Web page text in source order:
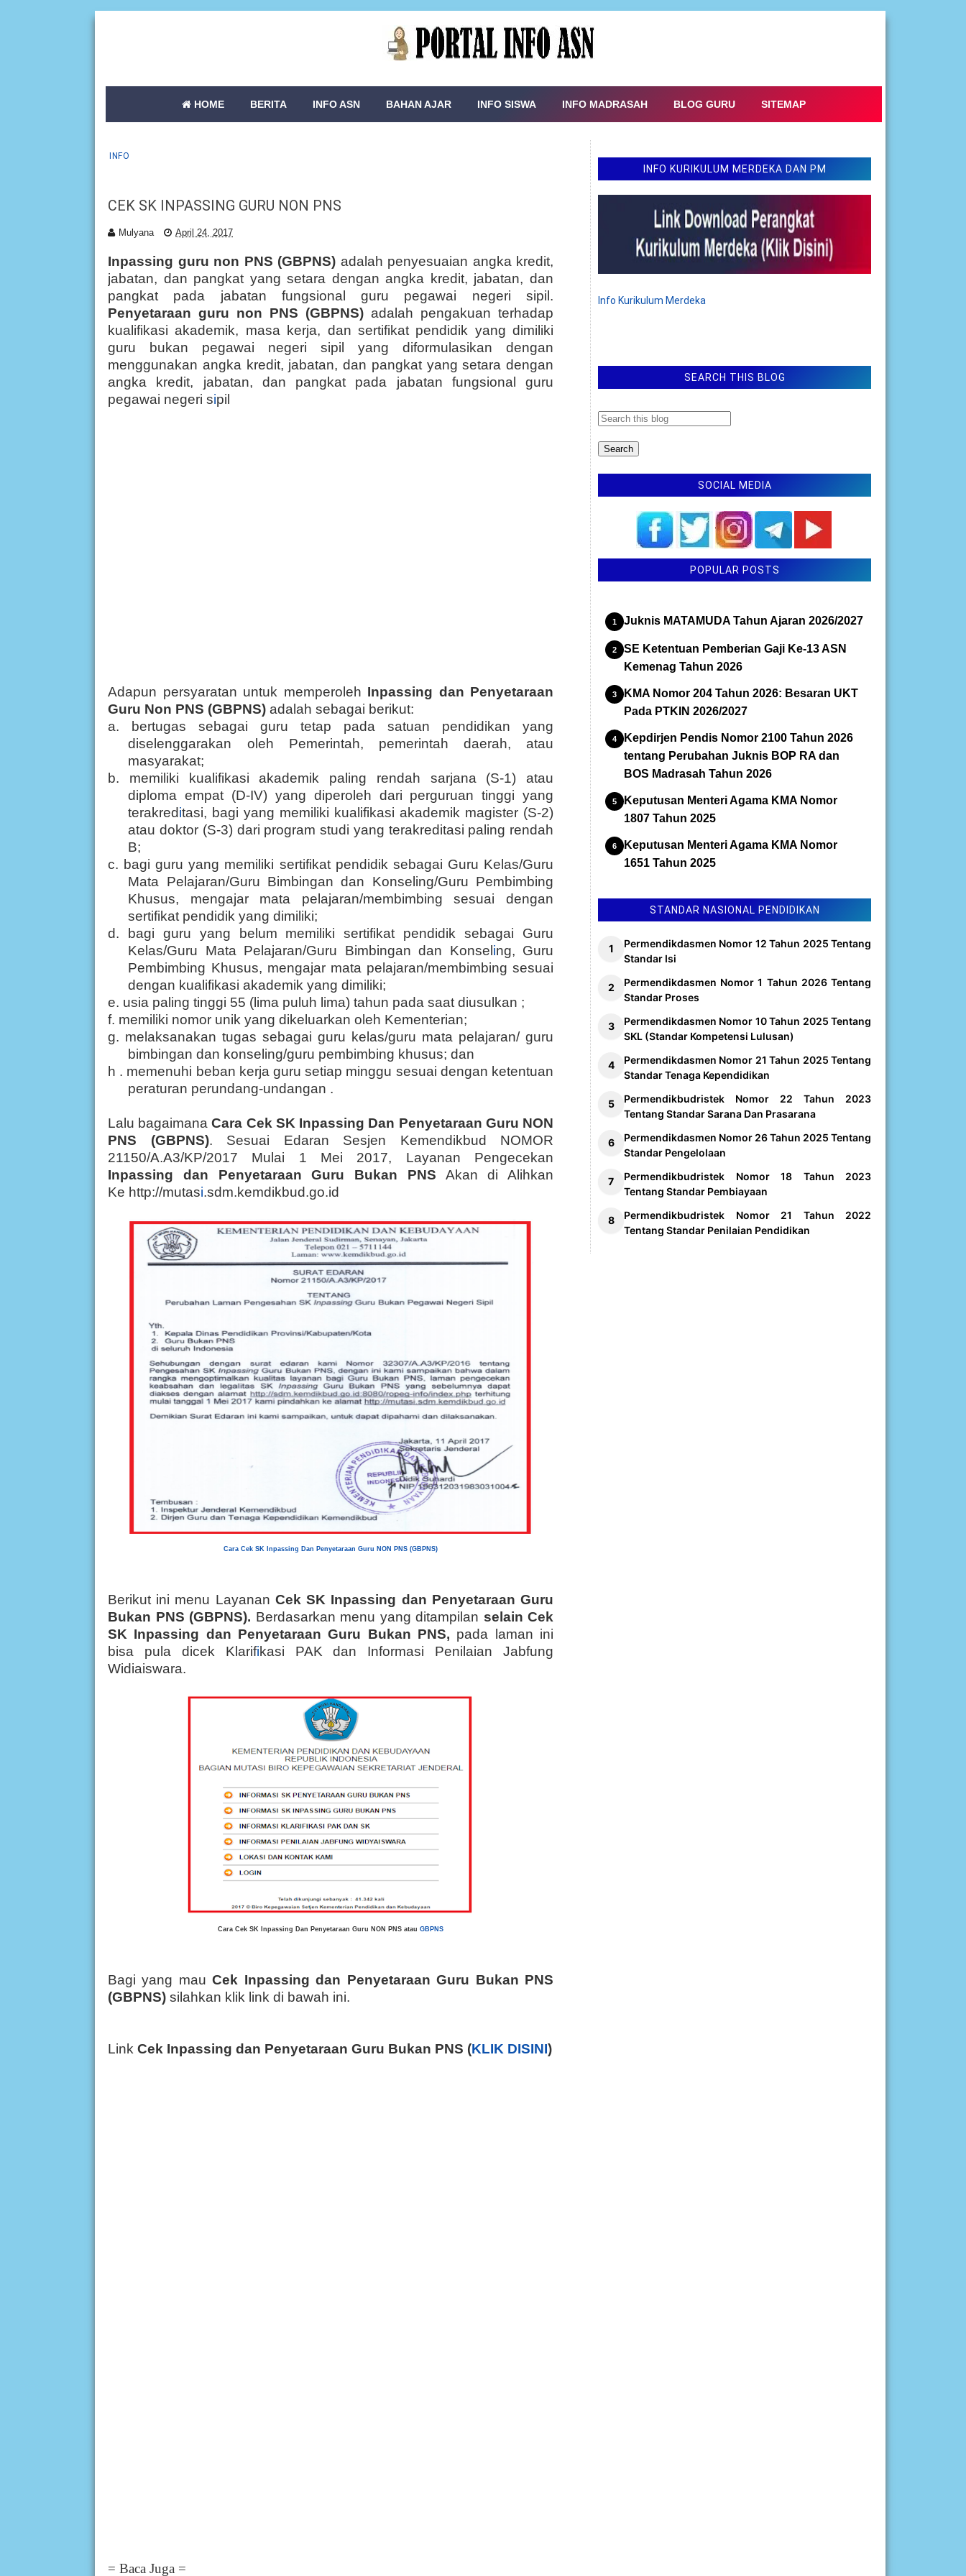
HOME BERITA INFO ASN BAHAN AJAR INFO SISWA INFO MADRASAH BLOG GURU SITEMAP
INFO
CEK SK INPASSING GURU NON PNS
Mulyana April 24, 2017
Inpassing guru non PNS (GBPNS) adalah penyesuaian angka kredit,
jabatan, dan pangkat yang setara dengan angka kredit, jabatan, dan
pangkat pada jabatan fungsional guru pegawai negeri sipil.
Penyetaraan guru non PNS (GBPNS) adalah pengakuan terhadap
kualifikasi akademik, masa kerja, dan sertifikat pendidik yang dimiliki
guru bukan pegawai negeri sipil yang diformulasikan dengan
menggunakan angka kredit, jabatan, dan pangkat yang setara dengan
angka kredit, jabatan, dan pangkat pada jabatan fungsional guru
pegawai negeri sipil
Adapun persyaratan untuk memperoleh Inpassing dan Penyetaraan
Guru Non PNS (GBPNS) adalah sebagai berikut:
a. bertugas sebagai guru tetap pada satuan pendidikan yang
diselenggarakan oleh Pemerintah, pemerintah daerah, atau
masyarakat;
b. memiliki kualifikasi akademik paling rendah sarjana (S-1) atau
diploma empat (D-IV) yang diperoleh dari perguruan tinggi yang
terakreditasi, bagi yang memiliki kualifikasi akademik magister (S-2)
atau doktor (S-3) dari program studi yang terakreditasi paling rendah
B;
c. bagi guru yang memiliki sertifikat pendidik sebagai Guru Kelas/Guru
Mata Pelajaran/Guru Bimbingan dan Konseling/Guru Pembimbing
Khusus, mengajar mata pelajaran/membimbing sesuai dengan
sertifikat pendidik yang dimiliki;
d. bagi guru yang belum memiliki sertifikat pendidik sebagai Guru
Kelas/Guru Mata Pelajaran/Guru Bimbingan dan Konsel ing, Guru
Pembimbing Khusus, mengajar mata pelajaran/membimbing sesuai
dengan kualifikasi akademik yang dimiliki;
e. usia paling tinggi 55 (lima puluh lima) tahun pada saat diusulkan ;
f. memiliki nomor unik yang dikeluarkan oleh Kementerian;
g. melaksanakan tugas sebagai guru kelas/guru mata pelajaran/ guru
bimbingan dan konseling/guru pembimbing khusus; dan
h . memenuhi beban kerja guru setiap minggu sesuai dengan ketentuan
peraturan perundang-undangan .
Lalu bagaimanaCara Cek SK Inpassing Dan Penyetaraan Guru NON
PNS (GBPNS). Sesuai Edaran Sesjen Kemendikbud NOMOR
21150/A.A3/KP/2017 Mulai 1 Mei 2017, Layanan Pengecekan
Inpassing dan Penyetaraan Guru Bukan PNS Akan di Alihkan
Ke http://mutasi.sdm.kemdikbud.go.id
Cara Cek SK Inpassing Dan Penyetaraan Guru NON PNS (GBPNS)
Berikut ini menu Layanan Cek SK Inpassing dan Penyetaraan Guru
Bukan PNS (GBPNS). Berdasarkan menu yang ditampilan selain Cek
SK Inpassing dan Penyetaraan Guru Bukan PNS, pada laman ini
bisa pula dicek Klarifikasi PAK dan Informasi Penilaian Jabfung
Widiaiswara.
Cara Cek SK Inpassing Dan Penyetaraan Guru NON PNS atau GBPNS
Bagi yang mauCek Inpassing dan Penyetaraan Guru Bukan PNS
(GBPNS) silahkan klik link di bawah ini.
Link Cek Inpassing dan Penyetaraan Guru Bukan PNS (KLIK DISINI)
= Baca Juga =
INFO KURIKULUM MERDEKA DAN PM
Info Kurikulum Merdeka
SEARCH THIS BLOG
SOCIAL MEDIA
POPULAR POSTS
Juknis MATAMUDA Tahun Ajaran 2026/2027
SE Ketentuan Pemberian Gaji Ke-13 ASN
Kemenag Tahun 2026
KMA Nomor 204 Tahun 2026: Besaran UKT
Pada PTKIN 2026/2027
Kepdirjen Pendis Nomor 2100 Tahun 2026
tentang Perubahan Juknis BOP RA dan
BOS Madrasah Tahun 2026
Keputusan Menteri Agama KMA Nomor
1807 Tahun 2025
Keputusan Menteri Agama KMA Nomor
1651 Tahun 2025
STANDAR NASIONAL PENDIDIKAN
Permendikdasmen Nomor 12 Tahun 2025 Tentang
Standar Isi
Permendikdasmen Nomor 1 Tahun 2026 Tentang
Standar Proses
Permendikdasmen Nomor 10 Tahun 2025 Tentang
SKL (Standar Kompetensi Lulusan)
Permendikdasmen Nomor 21 Tahun 2025 Tentang
Standar Tenaga Kependidikan
Permendikbudristek Nomor 22 Tahun 2023
Tentang Standar Sarana Dan Prasarana
Permendikdasmen Nomor 26 Tahun 2025 Tentang
Standar Pengelolaan
Permendikbudristek Nomor 18 Tahun 2023
Tentang Standar Pembiayaan
Permendikbudristek Nomor 21 Tahun 2022
Tentang Standar Penilaian Pendidikan